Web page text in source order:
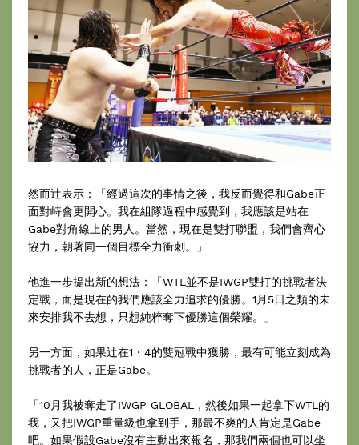
然而辻表示：「經過這次的事情之後，我反而覺得和Gabe正
面對峙會更開心。我在組隊過程中感覺到，我應該是站在
Gabe對角線上的男人。當然，現在是雙打聯盟，我們會齊心
協力，朝著同一個目標全力衝刺。」
他進一步提出新的想法：「WTL並不是IWGP雙打的挑戰者決
定戰，而是現在的我們應該全力追求的優勝。1月5日之類的未
來安排我不去想，只想純粹奪下優勝這個榮耀。」
另一方面，如果辻在1・4的雙冠戰中獲勝，最有可能立刻成為
挑戰者的人，正是Gabe。
「10月我被奪走了IWGP GLOBAL，然後如果一起拿下WTL的
我，又把IWGP重量級也拿到手，那最不爽的人肯定是Gabe
吧。如果假設Gabe沒有主動出來報名，那我們兩個也可以坐